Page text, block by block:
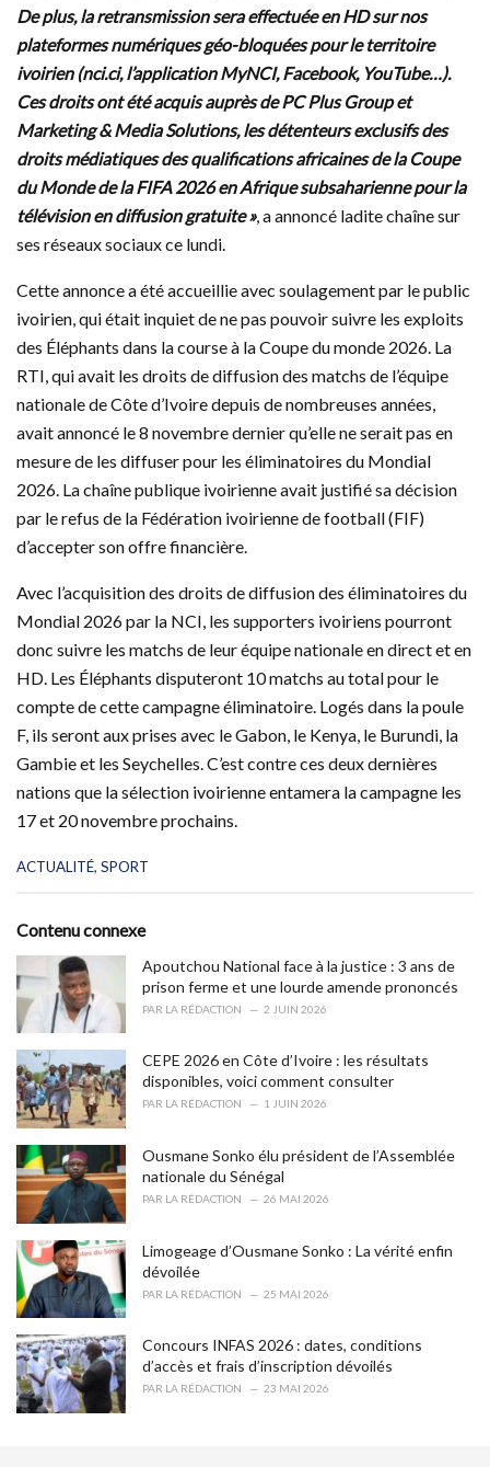
De plus, la retransmission sera effectuée en HD sur nos
plateformes numériques géo-bloquées pour le territoire
ivoirien (nci.ci, l’application MyNCI, Facebook, YouTube…).
Ces droits ont été acquis auprès de PC Plus Group et
Marketing & Media Solutions, les détenteurs exclusifs des
droits médiatiques des qualifications africaines de la Coupe
du Monde de la FIFA 2026 en Afrique subsaharienne pour la
télévision en diffusion gratuite », a annoncé ladite chaîne sur
ses réseaux sociaux ce lundi.
Cette annonce a été accueillie avec soulagement par le public
ivoirien, qui était inquiet de ne pas pouvoir suivre les exploits
des Éléphants dans la course à la Coupe du monde 2026. La
RTI, qui avait les droits de diffusion des matchs de l’équipe
nationale de Côte d’Ivoire depuis de nombreuses années,
avait annoncé le 8 novembre dernier qu’elle ne serait pas en
mesure de les diffuser pour les éliminatoires du Mondial
2026. La chaîne publique ivoirienne avait justifié sa décision
par le refus de la Fédération ivoirienne de football (FIF)
d’accepter son offre financière.
Avec l’acquisition des droits de diffusion des éliminatoires du
Mondial 2026 par la NCI, les supporters ivoiriens pourront
donc suivre les matchs de leur équipe nationale en direct et en
HD. Les Éléphants disputeront 10 matchs au total pour le
compte de cette campagne éliminatoire. Logés dans la poule
F, ils seront aux prises avec le Gabon, le Kenya, le Burundi, la
Gambie et les Seychelles. C’est contre ces deux dernières
nations que la sélection ivoirienne entamera la campagne les
17 et 20 novembre prochains.
C
e
r
e
:
ACTUALITÉ, SPORT
Contenu connexe
Apoutchou National face à la justice : 3 ans de
prison ferme et une lourde amende prononcés
PAR LA RÉDACTION 2 JUIN 2026
CEPE 2026 en Côte d’Ivoire : les résultats
disponibles, voici comment consulter
PAR LA RÉDACTION 1 JUIN 2026
Ousmane Sonko élu président de l’Assemblée
nationale du Sénégal
PAR LA RÉDACTION 26 MAI 2026
Limogeage d’Ousmane Sonko : La vérité enfin
dévoilée
PAR LA RÉDACTION 25 MAI 2026
Concours INFAS 2026 : dates, conditions
d’accès et frais d’inscription dévoilés
PAR LA RÉDACTION 23 MAI 2026